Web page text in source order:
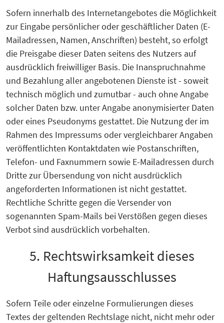
Sofern innerhalb des Internetangebotes die Möglichkeit
zur Eingabe persönlicher oder geschäftlicher Daten (E-
Mailadressen, Namen, Anschriften) besteht, so erfolgt
die Preisgabe dieser Daten seitens des Nutzers auf
ausdrücklich freiwilliger Basis. Die Inanspruchnahme
und Bezahlung aller angebotenen Dienste ist - soweit
technisch möglich und zumutbar - auch ohne Angabe
solcher Daten bzw. unter Angabe anonymisierter Daten
oder eines Pseudonyms gestattet. Die Nutzung der im
Rahmen des Impressums oder vergleichbarer Angaben
veröffentlichten Kontaktdaten wie Postanschriften,
Telefon- und Faxnummern sowie E-Mailadressen durch
Dritte zur Übersendung von nicht ausdrücklich
angeforderten Informationen ist nicht gestattet.
Rechtliche Schritte gegen die Versender von
sogenannten Spam-Mails bei Verstößen gegen dieses
Verbot sind ausdrücklich vorbehalten.
5. Rechtswirksamkeit dieses
Haftungsausschlusses
Sofern Teile oder einzelne Formulierungen dieses
Textes der geltenden Rechtslage nicht, nicht mehr oder